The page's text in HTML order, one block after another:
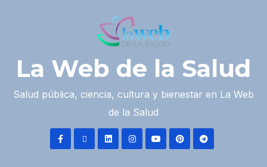
La Web de la Salud
Salud pública, ciencia, cultura y bienestar en La Web
de la Salud